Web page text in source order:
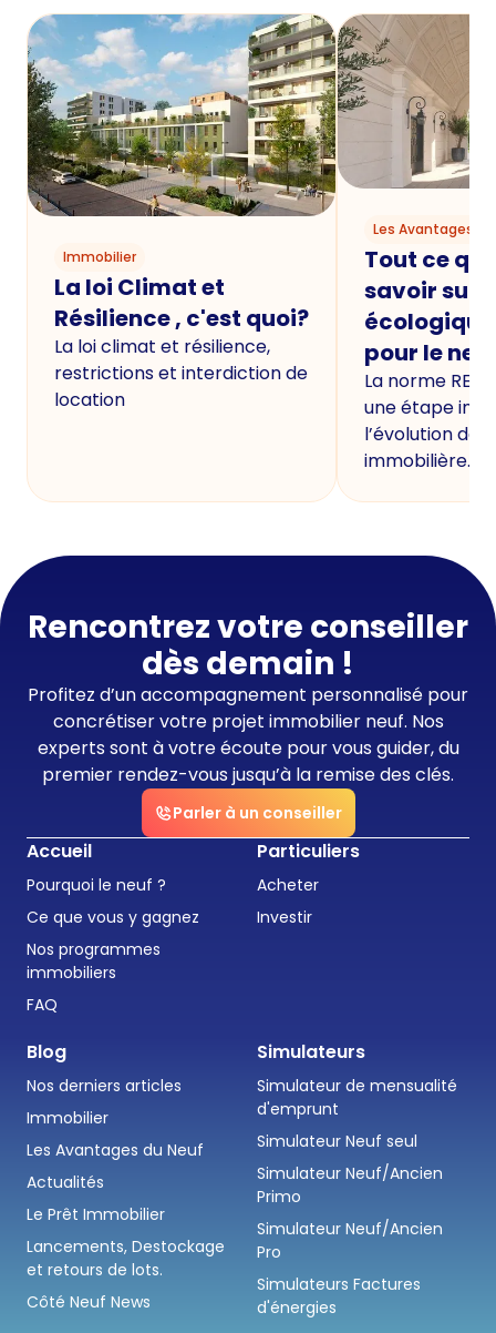
Immobilier
La loi Climat et
Résilience , c'est quoi?
La loi climat et résilience,
restrictions et interdiction de
location
Les Avantages
Tout ce
savoir sur
écologique
pour le
La norme
une étape
l’évolution de
immobilière.
Rencontrez votre conseiller
dès demain !
Profitez d’un accompagnement personnalisé pour
concrétiser votre projet immobilier neuf. Nos
experts sont à votre écoute pour vous guider, du
premier rendez-vous jusqu’à la remise des clés.
Parler à un conseiller
Accueil
Pourquoi le neuf ?
Ce que vous y gagnez
Nos programmes
immobiliers
FAQ
Particuliers
Acheter
Investir
Blog
Nos derniers articles
Immobilier
Les Avantages du Neuf
Actualités
Le Prêt Immobilier
Lancements, Destockage
et retours de lots.
Côté Neuf News
Simulateurs
Simulateur de mensualité
d'emprunt
Simulateur Neuf seul
Simulateur Neuf/Ancien
Primo
Simulateur Neuf/Ancien
Pro
Simulateurs Factures
d'énergies